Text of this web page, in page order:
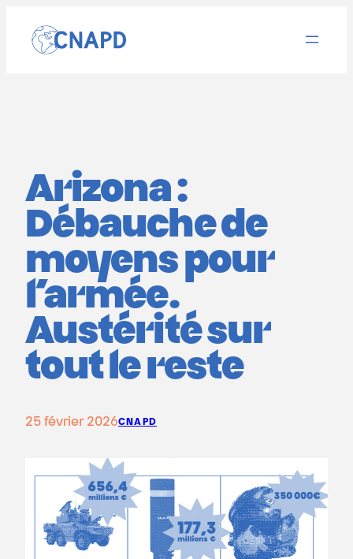
contenu
Arizona :
Débauche de
moyens pour
l’armée.
Austérité sur
tout le reste
25 février 2026CNAPD